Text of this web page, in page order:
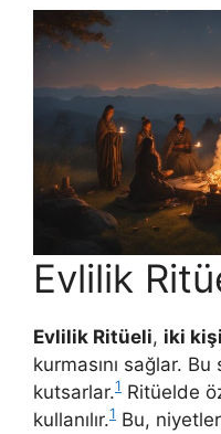
Evlilik
Evlilik Ritüeli, iki
kurmasını sağlar.
kutsarlar.1 Ritüelde
kullanılır.1 Bu,